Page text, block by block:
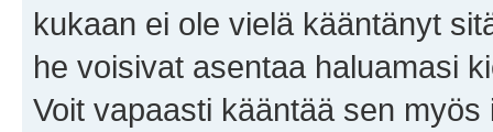
kukaan ei ole vielä kääntänyt
he voisivat asentaa haluamasi
Voit vapaasti kääntää sen